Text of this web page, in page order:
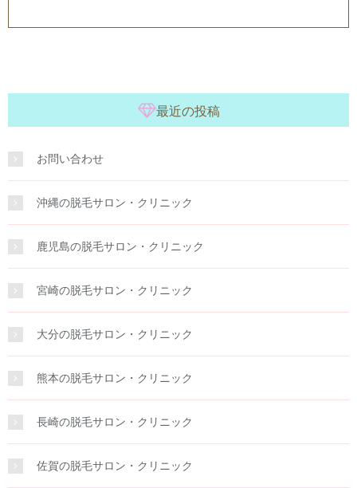
最近の投稿
お問い合わせ
沖縄の脱毛サロン・クリニック
鹿児島の脱毛サロン・クリニック
宮崎の脱毛サロン・クリニック
大分の脱毛サロン・クリニック
熊本の脱毛サロン・クリニック
長崎の脱毛サロン・クリニック
佐賀の脱毛サロン・クリニック